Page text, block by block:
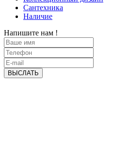
Сантехника
Наличие
Напишите нам !
ВЫСЛАТЬ